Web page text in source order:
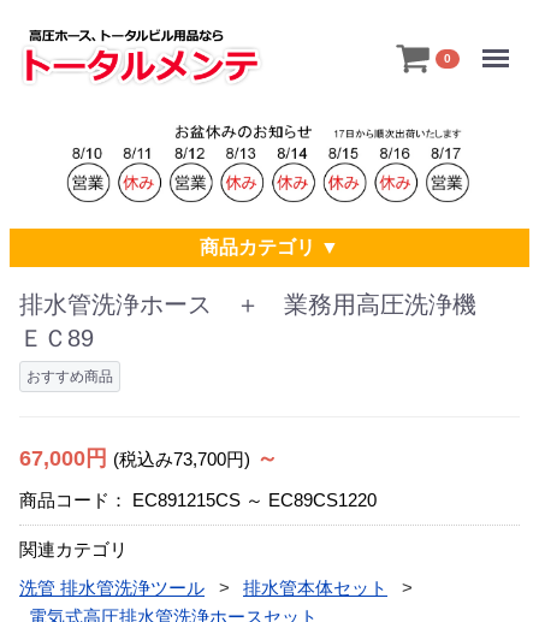
0
商品カテゴリ ▼
排水管洗浄ホース ＋ 業務用高圧洗浄機
ＥＣ89
おすすめ商品
67,000円 (税込み73,700円) ～
商品コード： EC891215CS ～ EC89CS1220
関連カテゴリ
洗管 排水管洗浄ツール
排水管本体セット
電気式高圧排水管洗浄ホースセット